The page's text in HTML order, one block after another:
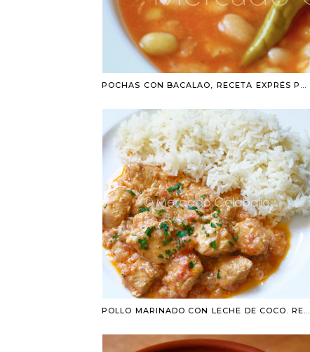
POCHAS CON BACALAO, RECETA EXPRÉS PARA PRINCIPIANTES
POLLO MARINADO CON LECHE DE COCO. RECETA FÁCIL